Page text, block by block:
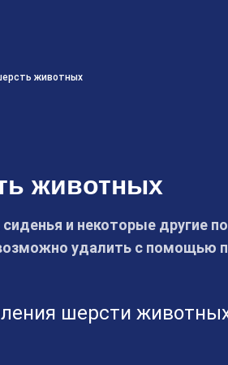
животных
животных
и некоторые другие
удалить с помощью
шерсти